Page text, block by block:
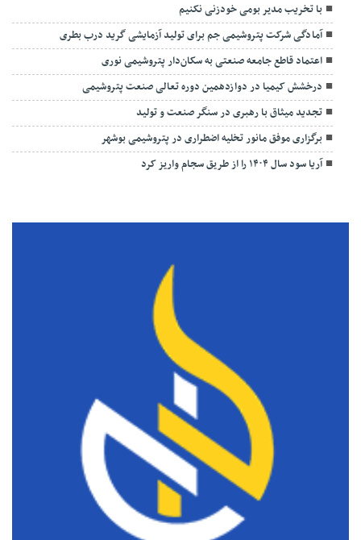
با تخریب مدیر بومی خودزنی نکنیم
آمادگی شرکت پتروشیمی جم برای تولید آزمایشی گرید درب بطری
اعتماد قاطع جامعه صنعتی به سکان‌دار پتروشیمی نوری
درخشش کیمیا در دوازدهمین دوره تعالی صنعت پتروشیمی
تجدید میثاق با رهبری در سنگر صنعت و تولید
برگزاری موفق مانور تخلیه اضطراری در پتروشیمی بوشهر
آریا سود سال ۱۴۰۴ را از طریق سجام واریز کرد